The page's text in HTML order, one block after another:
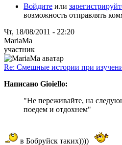
Войдите или
возможность отправлять
Чт, 18/08/2011 - 22:20
MariaMa
участник
Re: Смешные истории при
Написано Gioiello:
"Не переживайте, на
поедем и отдохнем"
в Бобруйск таких))))